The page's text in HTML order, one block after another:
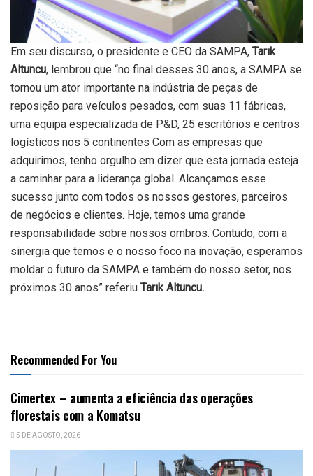
Em seu discurso, o presidente e CEO da SAMPA, Tarık
Altuncu, lembrou que “no final desses 30 anos, a SAMPA se
tornou um ator importante na indústria de peças de
reposição para veículos pesados, com suas 11 fábricas,
uma equipa especializada de P&D, 25 escritórios e centros
logísticos nos 5 continentes Com as empresas que
adquirimos, tenho orgulho em dizer que esta jornada esteja
a caminhar para a liderança global. Alcançamos esse
sucesso junto com todos os nossos gestores, parceiros
de negócios e clientes. Hoje, temos uma grande
responsabilidade sobre nossos ombros. Contudo, com a
sinergia que temos e o nosso foco na inovação, esperamos
moldar o futuro da SAMPA e também do nosso setor, nos
próximos 30 anos” referiu Tarık Altuncu.
Recommended For You
Cimertex – aumenta a eficiência das operações
florestais com a Komatsu
5 DE AGOSTO, 2026